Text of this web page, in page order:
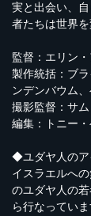
実と出会い、
者たちは世界を
監督：エリン
製作統括：ブ
ンデンバウム
撮影監督：サ
編集：トニー
◆ユダヤ人のア
イスラエルへ
のユダヤ人の
ら行なってい